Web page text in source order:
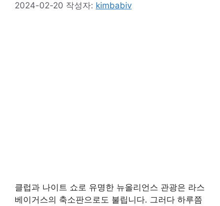
2024-02-20 작성자: kimbabiv
클럽과 나이트 쇼로 유명한 뉴올리언스 관광은 라스
베이거스의 축소판으로도 불립니다. 그러다 하루쯤